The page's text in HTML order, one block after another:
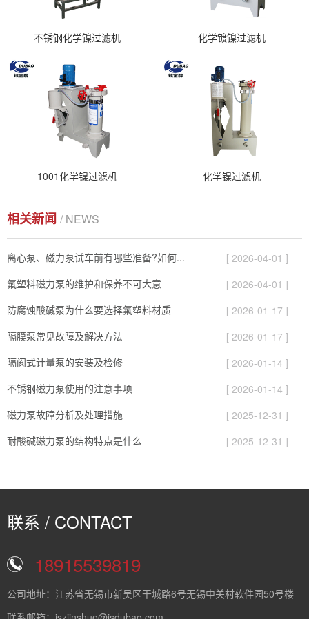
不锈钢化学镍过滤机 化学镀镍过滤机
1001化学镍过滤机 化学镍过滤机
相关新闻 / NEWS
离心泵、磁力泵试车前有哪些准备?如何...
[ 2026-04-01 ]
氟塑料磁力泵的维护和保养不可大意
[ 2026-04-01 ]
防腐蚀酸碱泵为什么要选择氟塑料材质
[ 2026-01-17 ]
隔膜泵常见故障及解决方法
[ 2026-01-17 ]
隔阂式计量泵的安装及检修
[ 2026-01-14 ]
不锈钢磁力泵使用的注意事项
[ 2026-01-14 ]
磁力泵故障分析及处理措施
[ 2025-12-31 ]
耐酸碱磁力泵的结构特点是什么
[ 2025-12-31 ]
联系 / CONTACT
18915539819
公司地址：江苏省无锡市新吴区干城路6号无锡中关村软件园50号楼